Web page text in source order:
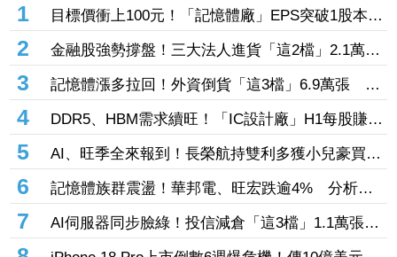
1
目標價衝上100元！「記憶體廠」EPS突破1股本
DRAM大漲45%＋合作美光獲利迎轉機
2
金融股強勢撐盤！三大法人進貨「這2檔」2.1萬
張 投8.54億元連12日進場三商壽
3
記憶體漲多拉回！外資倒貨「這3檔」6.9萬張 連
賣華邦電2天捲102億元
4
DDR5、HBM需求續旺！「IC設計廠」H1每股賺
9.13元 董座：搶晶圓產能比毛利率更重要
5
AI、旺季全來報到！長榮航持雙利多獲小兒豪買逾
53萬張成寵兒 「這檔」前7月營收狂超去年全年
也獲青睞
6
記憶體族群震盪！華邦電、旺宏跌逾4% 分析師
點名「這2檔」多頭：布局看技術面
7
AI伺服器同步臉綠！投信減倉「這3檔」1.1萬張
投信連砍緯創2刀帶走18.96億元